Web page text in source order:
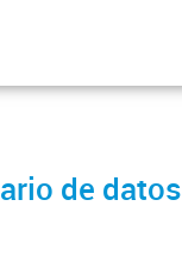
de datos